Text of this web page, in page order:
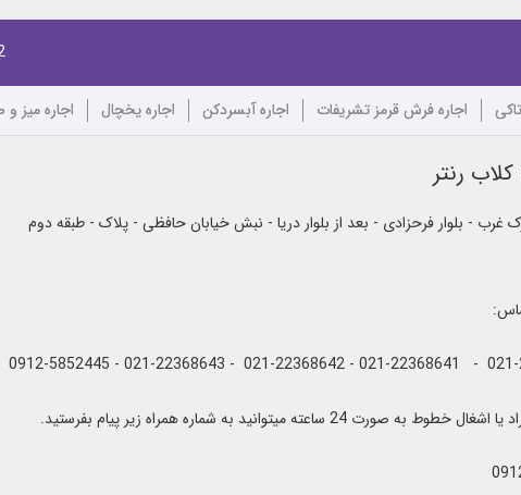
اجاره فرش قرمز تشریفات اجاره آبسردکن اجاره یخچال اجاره میز
رنتر
- بلوار فرحزادی - بعد از بلوار دریا - نبش خیابان حافظی - پلاک - طبقه دوم
به صورت 24 ساعته میتوانید به شماره همراه زیر پیام بفرستید.